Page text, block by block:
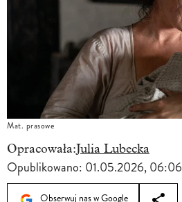
Mat. prasowe
Opracowała:Julia Lubecka
Opublikowano: 01.05.2026, 06:06
Obserwuj nas w Google